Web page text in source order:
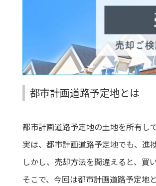
都市計画道路予定地とは
都市計画道路予定地の土地を所有し
実は、都市計画道路予定地でも、進
しかし、売却方法を間違えると、買
そこで、今回は都市計画道路予定地